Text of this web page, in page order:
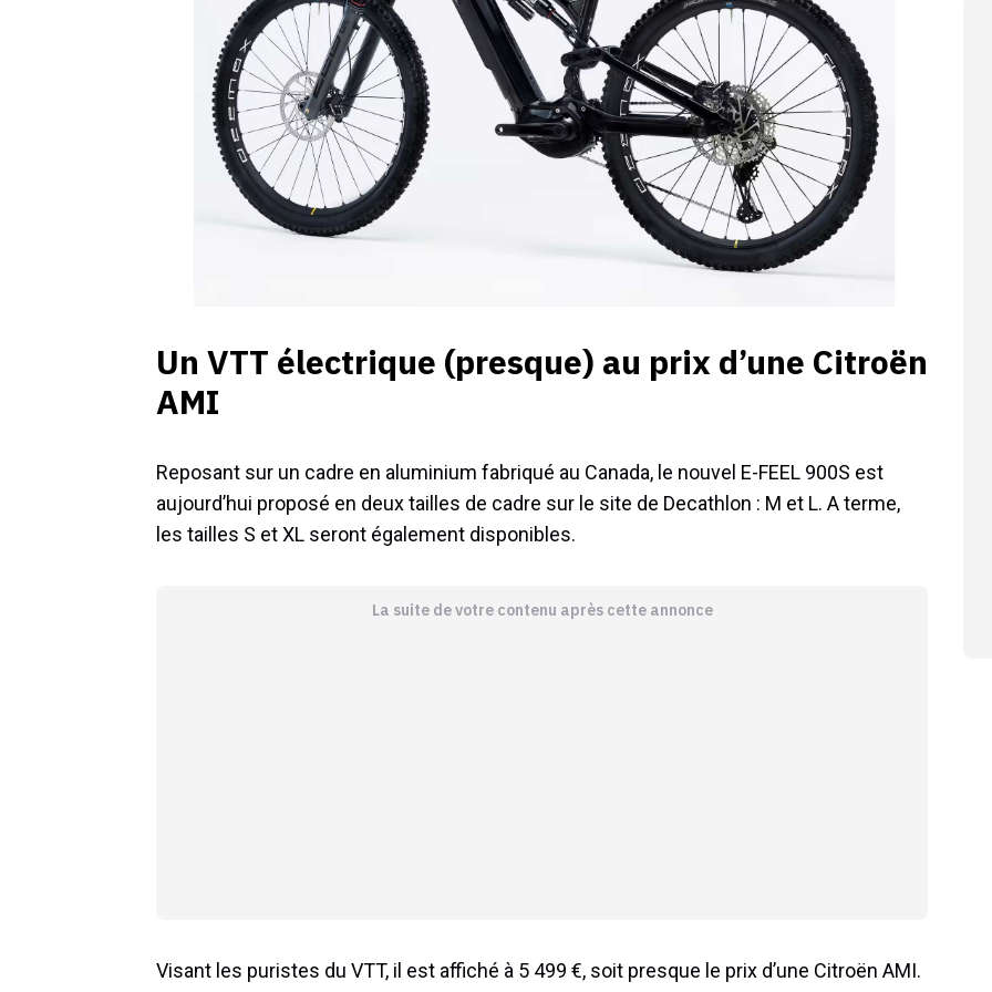
Un VTT électrique (presque) au prix d’une Citroën
AMI
Reposant sur un cadre en aluminium fabriqué au Canada, le nouvel E-FEEL 900S est
aujourd’hui proposé en deux tailles de cadre sur le site de Decathlon : M et L. A terme,
les tailles S et XL seront également disponibles.
La suite de votre contenu après cette annonce
Visant les puristes du VTT, il est affiché à 5 499 €, soit presque le prix d’une Citroën AMI.